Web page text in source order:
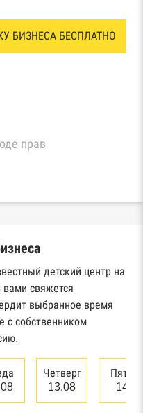
БИЗНЕСА БЕСПЛАТНО
прав
Высшего
сведений о
детский центр на
вами свяжется
выбранное время
с собственником
Четверг
13.08
14.08